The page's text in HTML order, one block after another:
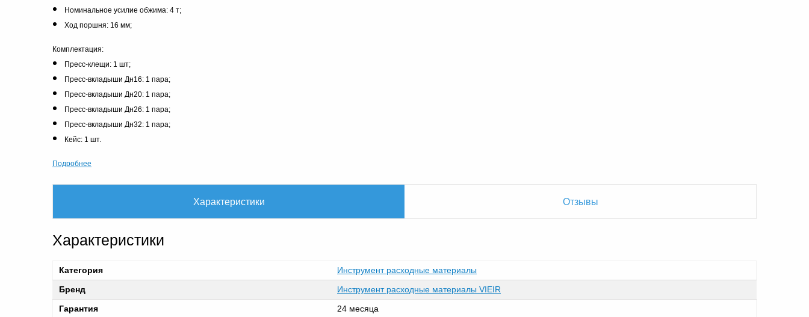
Номинальное усилие обжима: 4 т;
Ход поршня: 16 мм;
Комплектация:
Пресс-клещи: 1 шт;
Пресс-вкладыши Дн16: 1 пара;
Пресс-вкладыши Дн20: 1 пара;
Пресс-вкладыши Дн26: 1 пара;
Пресс-вкладыши Дн32: 1 пара;
Кейс: 1 шт.
Подробнее
Характеристики Отзывы
Характеристики
Категория
Инструмент расходные материалы
Бренд
Инструмент расходные материалы VIEIR
Гарантия
24 месяца